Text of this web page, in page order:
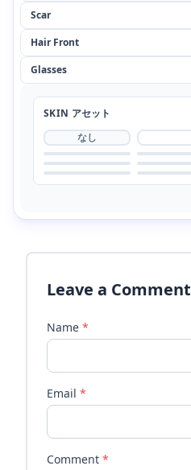
Scar
Hair Front
Glasses
SKIN アセット
なし
Leave a Comment
Name *
Email *
Comment *